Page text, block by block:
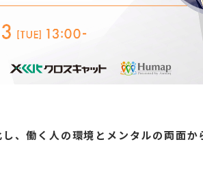
、働く人の環境とメンタルの両面か